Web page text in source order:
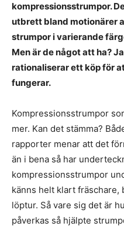
kompressionsstrumpor.
utbrett bland motionärer
strumpor i varierande
Men är de något att ha?
rationaliserar ett köp för
fungerar.
Kompressionsstrumpor
mer. Kan det stämma?
rapporter menar att det
än i bena så har
kompressionsstrumpor
känns helt klart fräschare,
löptur. Så vare sig det är
påverkas så hjälpte